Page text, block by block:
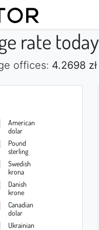
rate today
offices: 4.2698 zł
American
dolar
Pound
sterling
Swedish
krona
Danish
krone
Canadian
dolar
Ukrainian